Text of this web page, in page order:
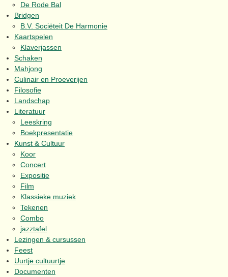
De Rode Bal
Bridgen
B.V. Sociëteit De Harmonie
Kaartspelen
Klaverjassen
Schaken
Mahjong
Culinair en Proeverijen
Filosofie
Landschap
Literatuur
Leeskring
Boekpresentatie
Kunst & Cultuur
Koor
Concert
Expositie
Film
Klassieke muziek
Tekenen
Combo
jazztafel
Lezingen & cursussen
Feest
Uurtje cultuurtje
Documenten